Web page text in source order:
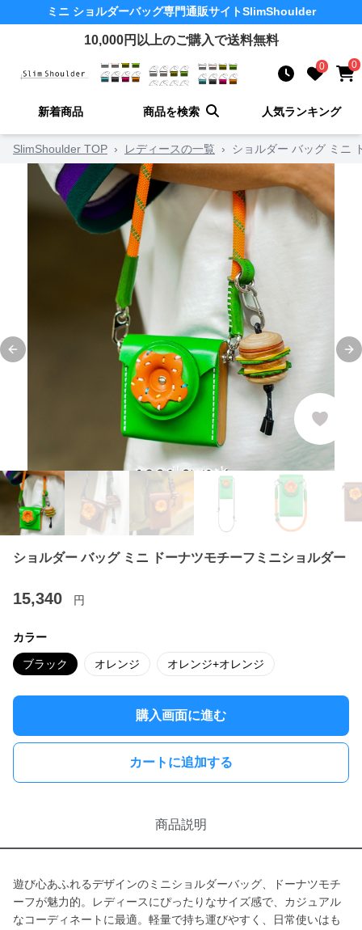
ミニ ショルダーバッグ専門通販サイトSlimShoulder
10,000円以上のご購入で送料無料
0 0
新着商品 商品を検索 人気ランキング
SlimShoulder TOP › レディースの一覧 › ショルダー バッグ ミニ
Previous slide
ショルダー バッグ ミニ ドーナツモチーフミニショルダー
15,340 円
カラー
ブラック オレンジ オレンジ+オレンジ
購入画面に進む
カートに追加する
商品説明
遊び心あふれるデザインのミニショルダーバッグ、ドーナツモチ
ーフが魅力的。レディースにぴったりなサイズ感で、カジュアル
なコーディネートに最適。軽量で持ち運びやすく、日常使いはも